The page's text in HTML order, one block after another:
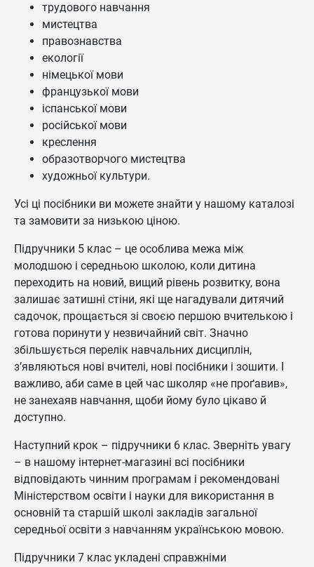
трудового навчання
мистецтва
правознавства
екології
німецької мови
французької мови
іспанської мови
російської мови
креслення
образотворчого мистецтва
художньої культури.
Усі ці посібники ви можете знайти у нашому каталозі
та замовити за низькою ціною.
Підручники 5 клас – це особлива межа між
молодшою і середньою школою, коли дитина
переходить на новий, вищий рівень розвитку, вона
залишає затишні стіни, які ще нагадували дитячий
садочок, прощається зі своєю першою вчителькою і
готова поринути у незвичайний світ. Значно
збільшується перелік навчальних дисциплін,
з’являються нові вчителі, нові посібники і зошити. І
важливо, аби саме в цей час школяр «не проґавив»,
не занехаяв навчання, щоби йому було цікаво й
доступно.
Наступний крок – підручники 6 клас. Зверніть увагу
– в нашому інтернет-магазині всі посібники
відповідають чинним програмам і рекомендовані
Міністерством освіти і науки для використання в
основній та старшій школі закладів загальної
середньої освіти з навчанням українською мовою.
Підручники 7 клас укладені справжніми